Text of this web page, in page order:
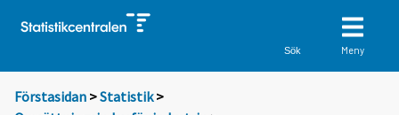
Sök Meny
Förstasidan >Statistik >